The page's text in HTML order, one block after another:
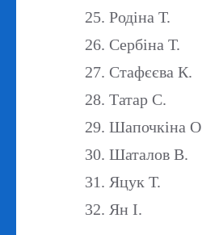
Родіна Т.
Сербіна Т.
Стафєєва К.
Татар С.
Шапочкіна
Шаталов В.
Яцук Т.
Ян І.